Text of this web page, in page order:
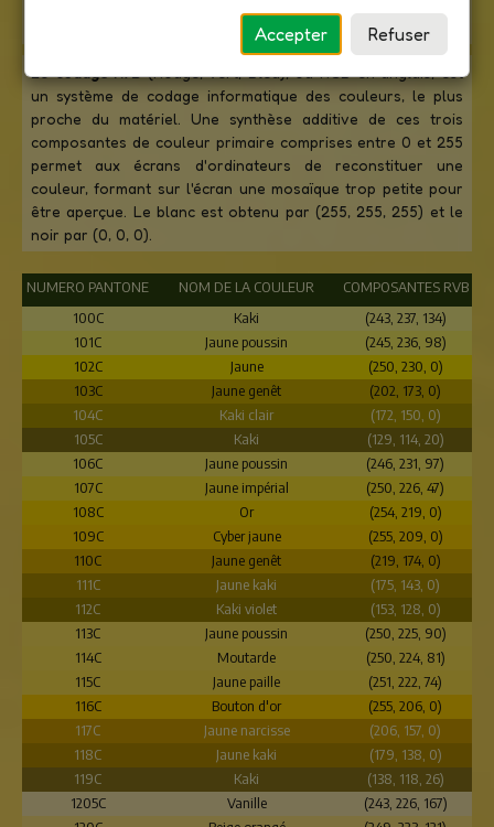
faciliter la recherche et la communication.
Lecodage RVB(Rouge, Vert, Bleu), ou RGB en anglais, est
un système de codage informatique des couleurs, le plus
proche du matériel. Une synthèse additive de ces trois
composantes de couleur primaire comprises entre 0 et 255
permet aux écrans d'ordinateurs de reconstituer une
couleur, formant sur l'écran une mosaïque trop petite pour
être aperçue. Le blanc est obtenu par (255, 255, 255) et le
noir par (0, 0, 0).
NUMERO PANTONE NOM DE LA COULEUR
COMPOSANTES RVB
100C
Kaki
(243, 237, 134)
101C
Jaune poussin
(245, 236, 98)
102C
Jaune
(250, 230, 0)
103C
Jaune genêt
(202, 173, 0)
104C
Kaki clair
(172, 150, 0)
105C
Kaki
(129, 114, 20)
106C
Jaune poussin
(246, 231, 97)
107C
Jaune impérial
(250, 226, 47)
108C
Or
(254, 219, 0)
109C
Cyber jaune
(255, 209, 0)
110C
Jaune genêt
(219, 174, 0)
111C
Jaune kaki
(175, 143, 0)
112C
Kaki violet
(153, 128, 0)
113C
Jaune poussin
(250, 225, 90)
114C
Moutarde
(250, 224, 81)
115C
Jaune paille
(251, 222, 74)
116C
Bouton d'or
(255, 206, 0)
117C
Jaune narcisse
(206, 157, 0)
118C
Jaune kaki
(179, 138, 0)
119C
Kaki
(138, 118, 26)
1205C
Vanille
(243, 226, 167)
Accepter Refuser